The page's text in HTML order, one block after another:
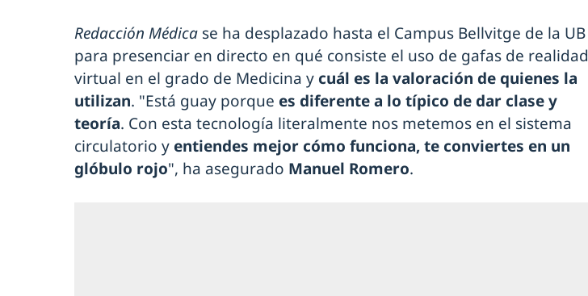
Redacción Médica se ha desplazado hasta el Campus Bellvitge de la UB
para presenciar en directo en qué consiste el uso de gafas de realidad
virtual en el grado de Medicina y cuál es la valoración de quienes la
utilizan. "Está guay porque es diferente a lo típico de dar clase y
teoría. Con esta tecnología literalmente nos metemos en el sistema
circulatorio y entiendes mejor cómo funciona, te conviertes en un
glóbulo rojo", ha asegurado Manuel Romero.